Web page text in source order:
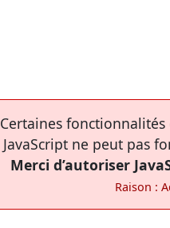
Certaines
JavaScript ne peut pas
Merci d’autoriser
Raison :